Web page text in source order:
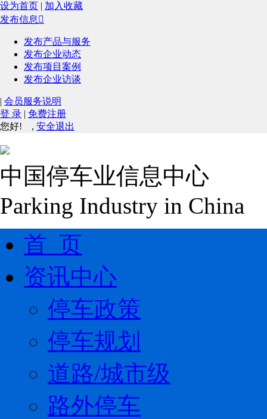
设为首页 | 加入收藏
发布信息 
发布产品与服务
发布企业动态
发布项目案例
发布企业访谈
| 会员服务说明
登 录 | 免费注册
您好!
, 安全退出
中国停车业信息中心
Parking Industry in China
首 页
资讯中心
停车政策
停车规划
道路/城市级
路外停车